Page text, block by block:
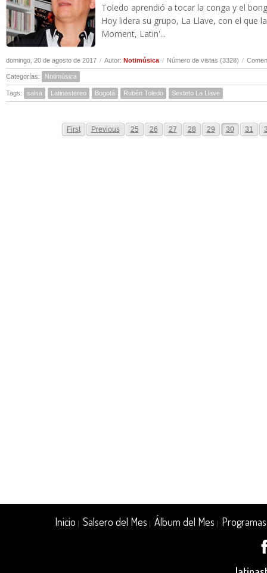
Toledo aprendió a tocar la conga y el
Hoy lidera su grupo, La Llave, con el que
Moment, Latin'...
domingo, 20 de agosto de 2017 / Autor: Notimúsica / Número de vistas (3328) /
Categorías: Notimúsica
Tags: salsa Latinastereo Bogotá Rubén Toledo Sexteto La Llave
First Previous 25 26 27 28 29 30 31
Inicio |Salsero del Mes |Álbum del Mes Programas